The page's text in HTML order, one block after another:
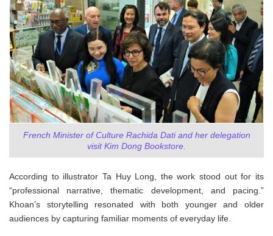
French Minister of Culture Rachida Dati and her delegation
visit Kim Dong Bookstore.
According to illustrator Ta Huy Long, the work stood out for its
“professional narrative, thematic development, and pacing.”
Khoan’s storytelling resonated with both younger and older
audiences by capturing familiar moments of everyday life.